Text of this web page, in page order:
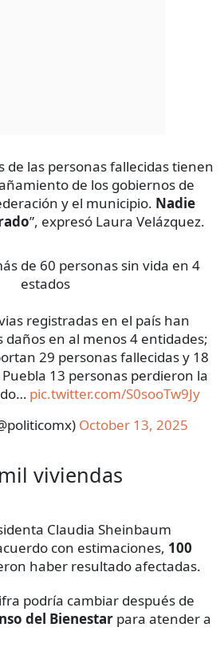
de las personas fallecidas tienen
de los gobiernos de
y el municipio. Nadie
”, expresó Laura Velázquez.
de 60 personas sin vida en 4
estados
registradas en el país han
daños en al menos 4 entidades;
29 personas fallecidas y 18
13 personas perdieron la
pic.twitter.com/S0sooTw9Jy
October 13, 2025
viviendas
Claudia Sheinbaum
con estimaciones, 100
haber resultado afectadas.
podría cambiar después de
del Bienestar para atender a